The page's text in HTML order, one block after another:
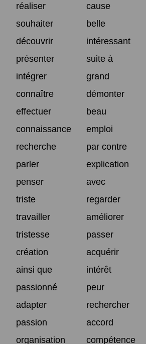
réaliser
cause
souhaiter
belle
découvrir
intéressant
présenter
suite à
intégrer
grand
connaître
démonter
effectuer
beau
connaissance
emploi
recherche
par contre
parler
explication
penser
avec
triste
regarder
travailler
améliorer
tristesse
passer
création
acquérir
ainsi que
intérêt
passionné
peur
adapter
rechercher
passion
accord
organisation
compétence